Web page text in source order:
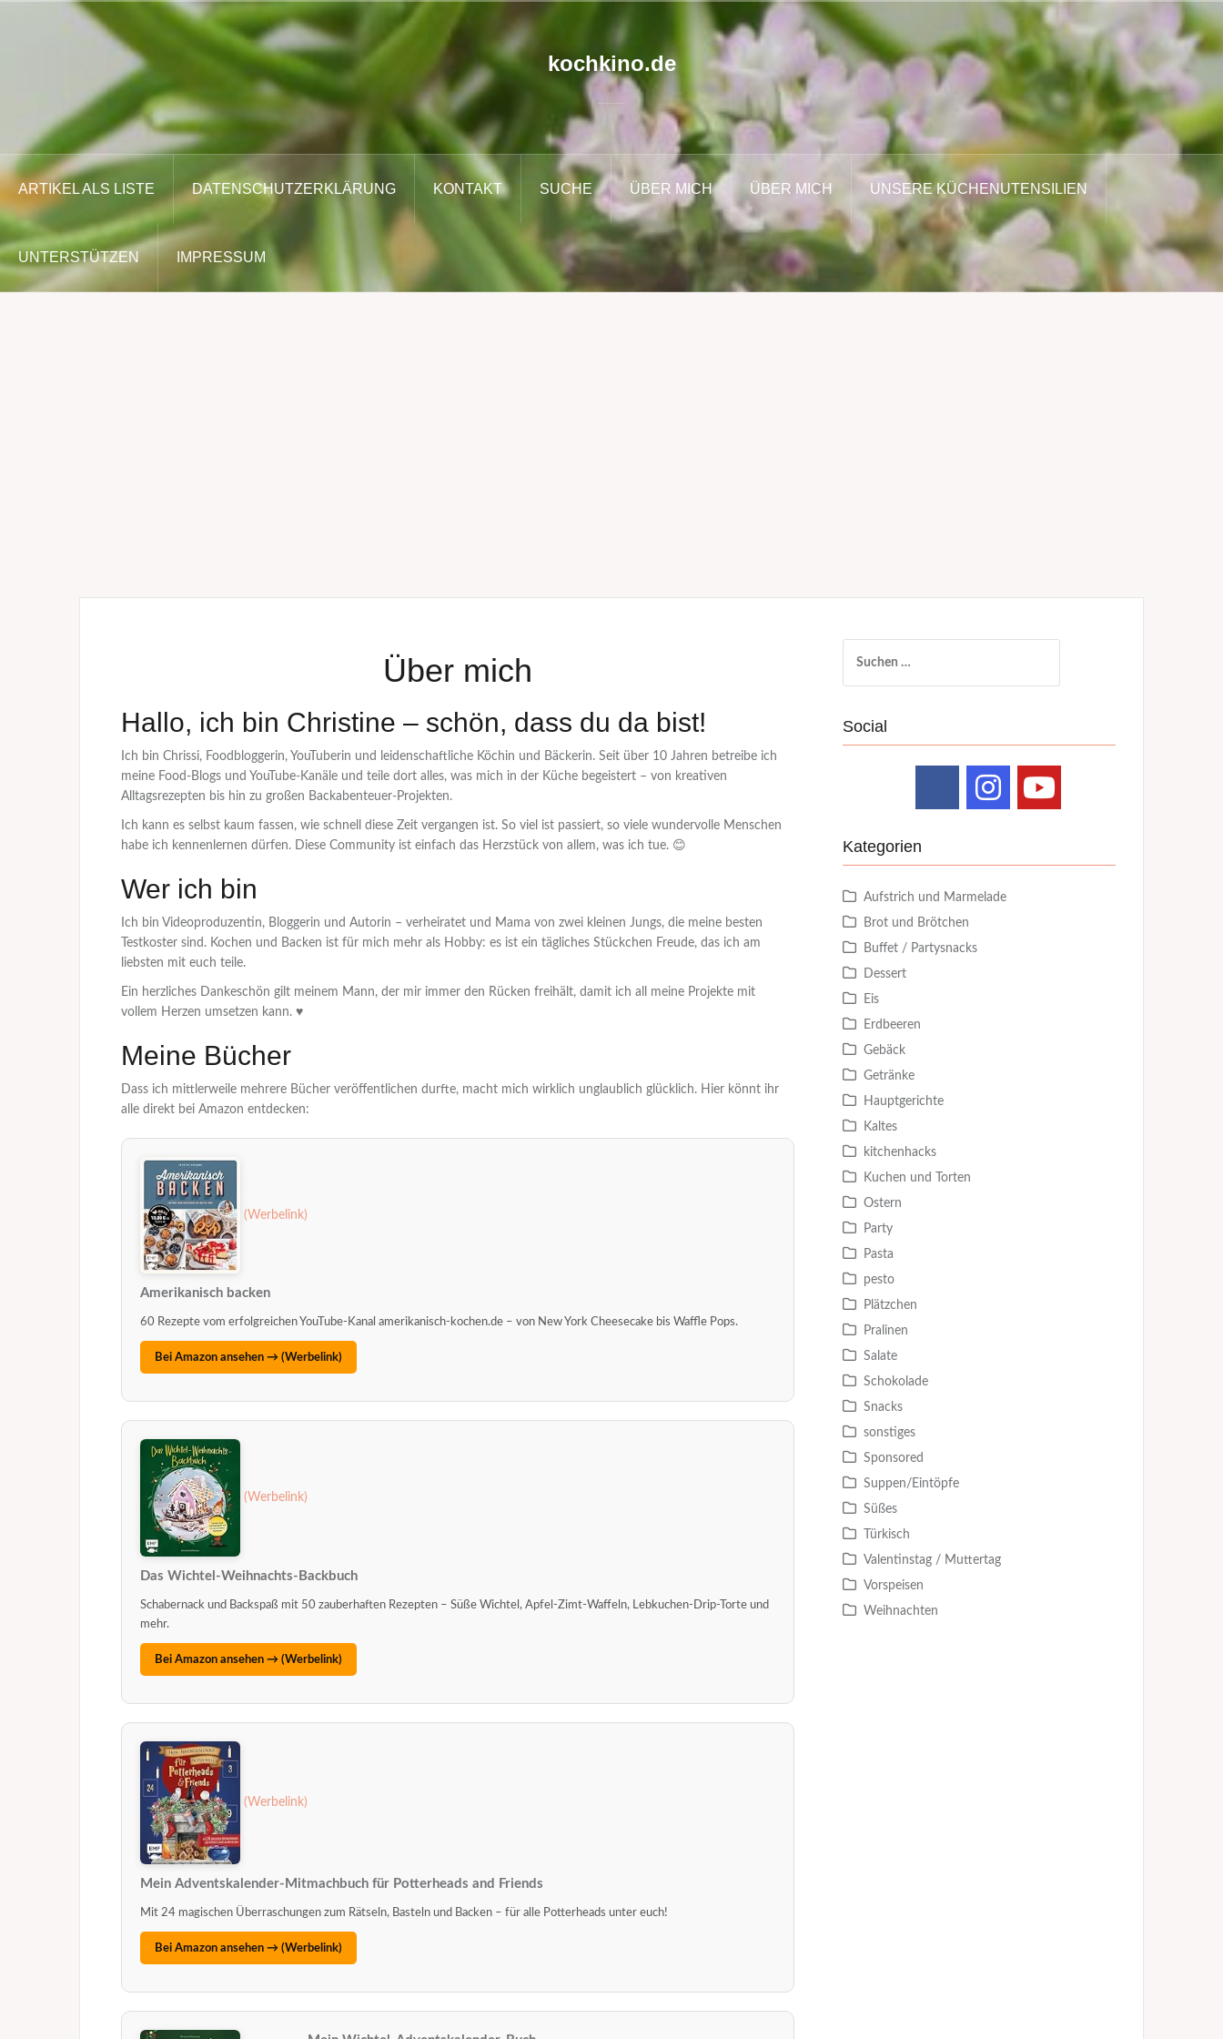
kochkino.de
ARTIKEL ALS LISTE DATENSCHUTZERKLÄRUNG KONTAKT SUCHE ÜBER MICH ÜBER MICH UNSERE KÜCHENUTENSILIEN
UNTERSTÜTZEN IMPRESSUM
Über mich
Hallo, ich bin Christine – schön, dass du da bist!
Ich bin Chrissi, Foodbloggerin, YouTuberin und leidenschaftliche Köchin und Bäckerin. Seit über 10 Jahren betreibe ich
meine Food-Blogs und YouTube-Kanäle und teile dort alles, was mich in der Küche begeistert – von kreativen
Alltagsrezepten bis hin zu großen Backabenteuer-Projekten.
Ich kann es selbst kaum fassen, wie schnell diese Zeit vergangen ist. So viel ist passiert, so viele wundervolle Menschen
habe ich kennenlernen dürfen. Diese Community ist einfach das Herzstück von allem, was ich tue. 😊
Wer ich bin
Ich bin Videoproduzentin, Bloggerin und Autorin – verheiratet und Mama von zwei kleinen Jungs, die meine besten
Testkoster sind. Kochen und Backen ist für mich mehr als Hobby: es ist ein tägliches Stückchen Freude, das ich am
liebsten mit euch teile.
Ein herzliches Dankeschön gilt meinem Mann, der mir immer den Rücken freihält, damit ich all meine Projekte mit
vollem Herzen umsetzen kann. ♥
Meine Bücher
Dass ich mittlerweile mehrere Bücher veröffentlichen durfte, macht mich wirklich unglaublich glücklich. Hier könnt ihr
alle direkt bei Amazon entdecken:
Amerikanisch backen
60 Rezepte vom erfolgreichen YouTube-Kanal amerikanisch-kochen.de – von New York Cheesecake bis Waffle Pops.
Bei Amazon ansehen →
Das Wichtel-Weihnachts-Backbuch
Schabernack und Backspaß mit 50 zauberhaften Rezepten – Süße Wichtel, Apfel-Zimt-Waffeln, Lebkuchen-Drip-Torte und
mehr.
Bei Amazon ansehen →
Mein Adventskalender-Mitmachbuch für Potterheads and Friends
Mit 24 magischen Überraschungen zum Rätseln, Basteln und Backen – für alle Potterheads unter euch!
Bei Amazon ansehen →
nach:
Social
Kategorien
Aufstrich und Marmelade
Brot und Brötchen
Buffet / Partysnacks
Dessert
Eis
Erdbeeren
Gebäck
Getränke
Hauptgerichte
Kaltes
kitchenhacks
Kuchen und Torten
Ostern
Party
Pasta
pesto
Plätzchen
Pralinen
Salate
Schokolade
Snacks
sonstiges
Sponsored
Suppen/Eintöpfe
Süßes
Türkisch
Valentinstag / Muttertag
Vorspeisen
Weihnachten